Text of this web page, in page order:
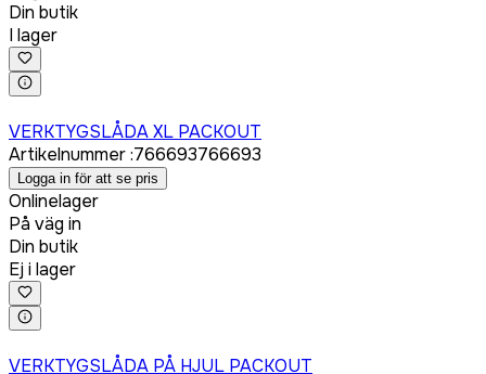
Din butik
I lager
VERKTYGSLÅDA XL PACKOUT
Artikelnummer:766693766693
Logga in för att se pris
Onlinelager
På väg in
Din butik
Ej i lager
VERKTYGSLÅDA PÅ HJUL PACKOUT